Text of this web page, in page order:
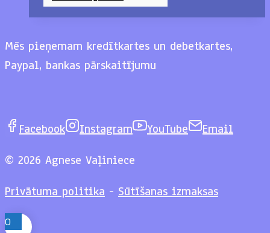
Mēs pieņemam kredītkartes un debetkartes,
Paypal, bankas pārskaitījumu
Facebook Instagram YouTube
Email
© 2026 Agnese Vaļiniece
Privātuma politika - Sūtīšanas izmaksas
0